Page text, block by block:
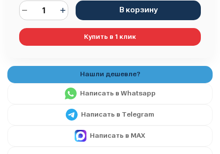
В корзину
Купить в 1 клик
Написать в Whatsapp
Написать в Telegram
Написать в MAX